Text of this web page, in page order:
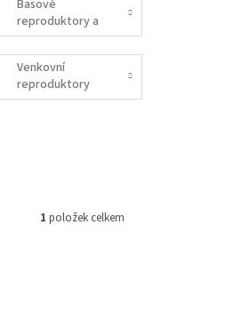
Basové
reproduktory a
subwoofery
Venkovní
reproduktory
1 položek celkem